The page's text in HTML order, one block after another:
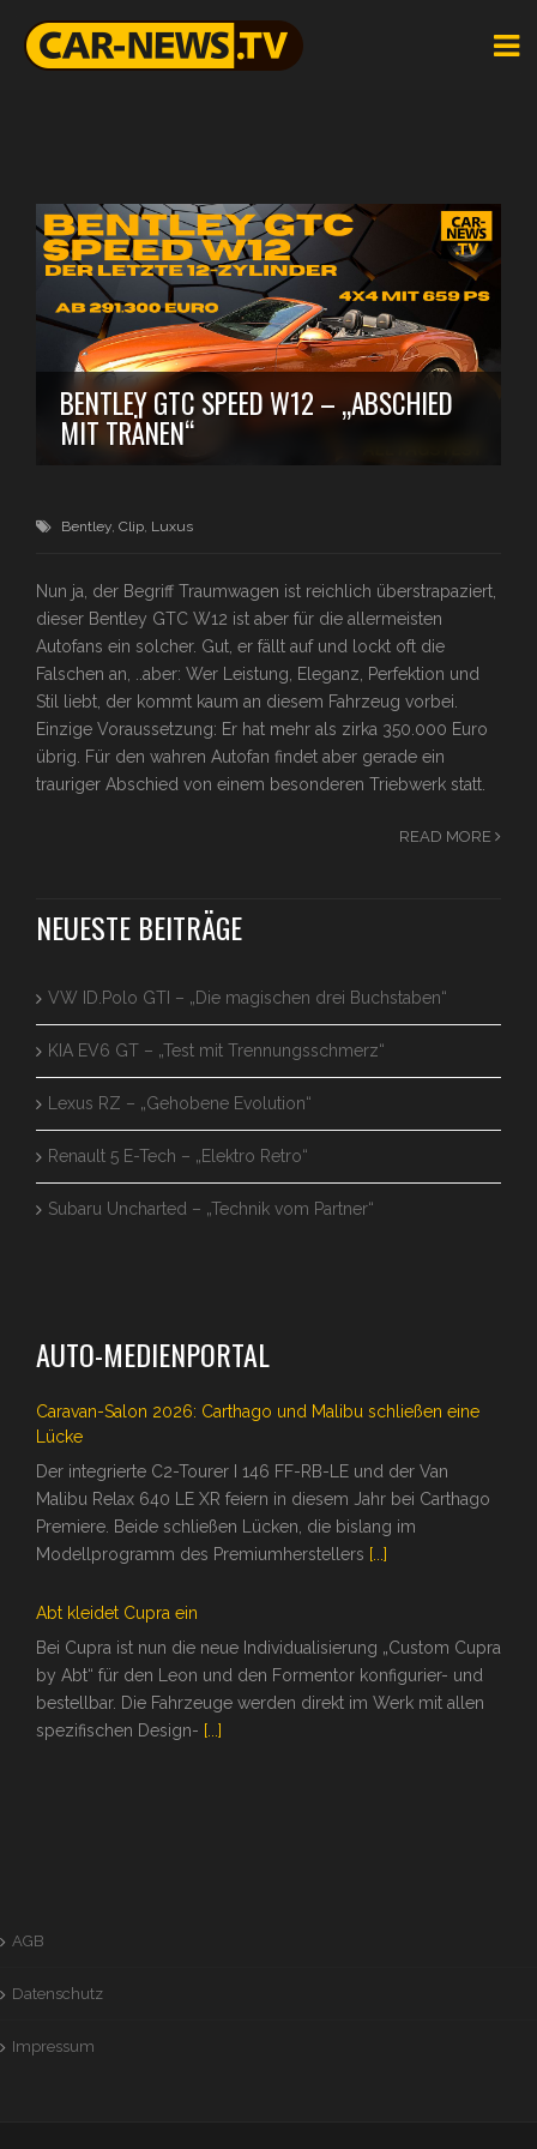
BENTLEY GTC SPEED W12 – „ABSCHIED
MIT TRÄNEN“
Bentley, Clip, Luxus
Nun ja, der Begriff Traumwagen ist reichlich überstrapaziert,
dieser Bentley GTC W12 ist aber für die allermeisten
Autofans ein solcher. Gut, er fällt auf und lockt oft die
Falschen an, ..aber: Wer Leistung, Eleganz, Perfektion und
Stil liebt, der kommt kaum an diesem Fahrzeug vorbei.
Einzige Voraussetzung: Er hat mehr als zirka 350.000 Euro
übrig. Für den wahren Autofan findet aber gerade ein
trauriger Abschied von einem besonderen Triebwerk statt.
READ MORE
NEUESTE BEITRÄGE
VW ID.Polo GTI – „Die magischen drei Buchstaben“
KIA EV6 GT – „Test mit Trennungsschmerz“
Lexus RZ – „Gehobene Evolution“
Renault 5 E-Tech – „Elektro Retro“
Subaru Uncharted – „Technik vom Partner“
AUTO-MEDIENPORTAL
Caravan-Salon 2026: Carthago und Malibu schließen eine
Lücke
Der integrierte C2-Tourer I 146 FF-RB-LE und der Van
Malibu Relax 640 LE XR feiern in diesem Jahr bei Carthago
Premiere. Beide schließen Lücken, die bislang im
Modellprogramm des Premiumherstellers [...]
Abt kleidet Cupra ein
Bei Cupra ist nun die neue Individualisierung „Custom Cupra
by Abt“ für den Leon und den Formentor konfigurier- und
bestellbar. Die Fahrzeuge werden direkt im Werk mit allen
spezifischen Design- [...]
AGB
Datenschutz
Impressum